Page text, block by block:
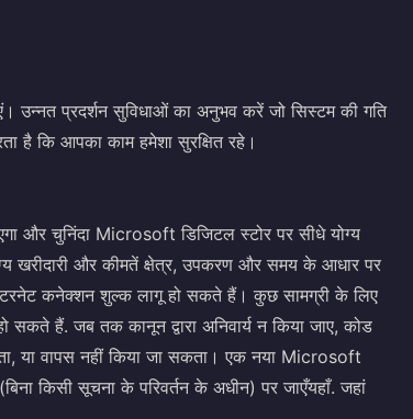
प्रदर्शन सुविधाओं का अनुभव करें जो सिस्टम की गति
कि आपका काम हमेशा सुरक्षित रहे।
और चुनिंदा Microsoft डिजिटल स्टोर पर सीधे योग्य
खरीदारी और कीमतें क्षेत्र, उपकरण और समय के आधार पर
कनेक्शन शुल्क लागू हो सकते हैं। कुछ सामग्री के लिए
हैं. जब तक कानून द्वारा अनिवार्य न किया जाए, कोड
या वापस नहीं किया जा सकता। एक नया Microsoft
किसी सूचना के परिवर्तन के अधीन) पर जाएँयहाँ. जहां